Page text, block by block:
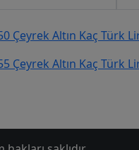
Çeyrek Altın Kaç Türk
Çeyrek Altın Kaç Türk